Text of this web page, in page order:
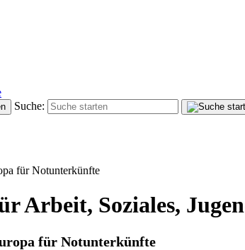
Suche:
für Notunterkünfte
Arbeit, Soziales,
für Notunterkünfte